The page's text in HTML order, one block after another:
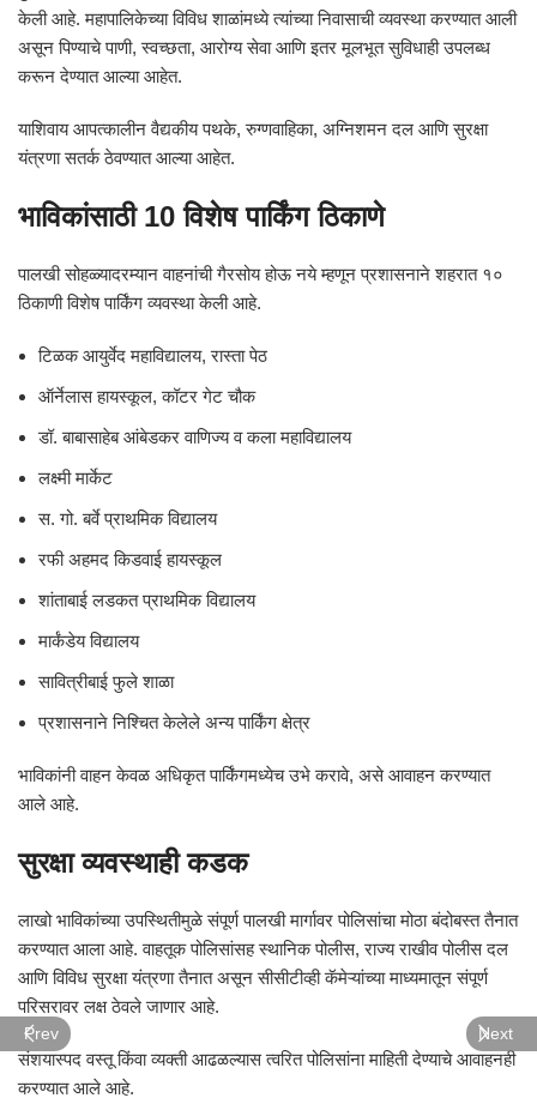
केली आहे. महापालिकेच्या विविध शाळांमध्ये त्यांच्या निवासाची व्यवस्था करण्यात आली
असून पिण्याचे पाणी, स्वच्छता, आरोग्य सेवा आणि इतर मूलभूत सुविधाही उपलब्ध
करून देण्यात आल्या आहेत.
याशिवाय आपत्कालीन वैद्यकीय पथके, रुग्णवाहिका, अग्निशमन दल आणि सुरक्षा
यंत्रणा सतर्क ठेवण्यात आल्या आहेत.
भाविकांसाठी 10 विशेष पार्किंग ठिकाणे
पालखी सोहळ्यादरम्यान वाहनांची गैरसोय होऊ नये म्हणून प्रशासनाने शहरात १०
ठिकाणी विशेष पार्किंग व्यवस्था केली आहे.
टिळक आयुर्वेद महाविद्यालय, रास्ता पेठ
ऑर्नेलास हायस्कूल, कॉटर गेट चौक
डॉ. बाबासाहेब आंबेडकर वाणिज्य व कला महाविद्यालय
लक्ष्मी मार्केट
स. गो. बर्वे प्राथमिक विद्यालय
रफी अहमद किडवाई हायस्कूल
शांताबाई लडकत प्राथमिक विद्यालय
मार्कंडेय विद्यालय
सावित्रीबाई फुले शाळा
प्रशासनाने निश्चित केलेले अन्य पार्किंग क्षेत्र
भाविकांनी वाहन केवळ अधिकृत पार्किंगमध्येच उभे करावे, असे आवाहन करण्यात
आले आहे.
सुरक्षा व्यवस्थाही कडक
लाखो भाविकांच्या उपस्थितीमुळे संपूर्ण पालखी मार्गावर पोलिसांचा मोठा बंदोबस्त तैनात
करण्यात आला आहे. वाहतूक पोलिसांसह स्थानिक पोलीस, राज्य राखीव पोलीस दल
आणि विविध सुरक्षा यंत्रणा तैनात असून सीसीटीव्ही कॅमेऱ्यांच्या माध्यमातून संपूर्ण
परिसरावर लक्ष ठेवले जाणार आहे.
संशयास्पद वस्तू किंवा व्यक्ती आढळल्यास त्वरित पोलिसांना माहिती देण्याचे आवाहनही
करण्यात आले आहे.
Prev Next